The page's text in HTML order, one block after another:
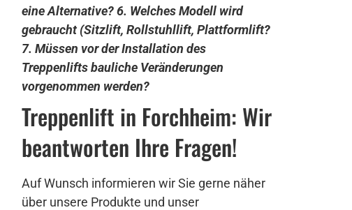
eine Alternative? 6. Welches Modell wird
gebraucht (Sitzlift, Rollstuhllift, Plattformlift?
7. Müssen vor der Installation des
Treppenlifts bauliche Veränderungen
vorgenommen werden?
Treppenlift in Forchheim: Wir
beantworten Ihre Fragen!
Auf Wunsch informieren wir Sie gerne näher
über unsere Produkte und unser